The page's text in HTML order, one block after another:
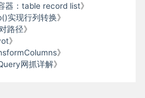
器：table record list》
实现行列转换》
路径》
》
》
网抓详解》